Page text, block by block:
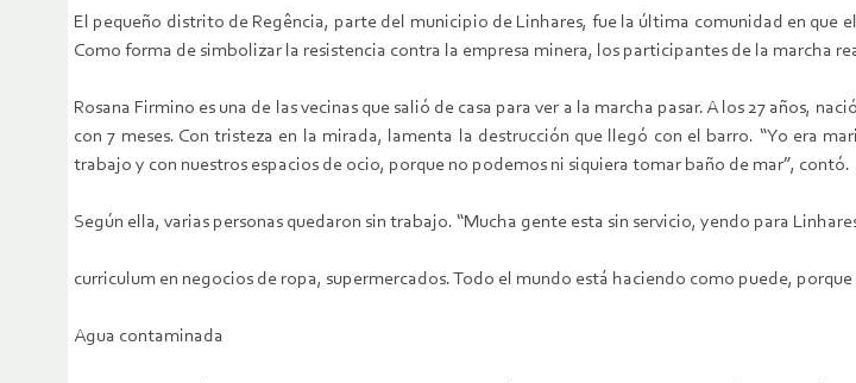
El pequeño distrito de Regência, parte del municipio de Linhares, fue la última comunidad en
Como forma de simbolizar la resistencia contra la empresa minera, los participantes de la marcha
Rosana Firmino es una de las vecinas que salió de casa para ver a la marcha pasar. A los 27 años,
con 7 meses. Con tristeza en la mirada, lamenta la destrucción que llegó con el barro. “Yo era
trabajo y con nuestros espacios de ocio, porque no podemos ni siquiera tomar baño de mar”, contó.
Según ella, varias personas quedaron sin trabajo. “Mucha gente esta sin servicio, yendo para
curriculum en negocios de ropa, supermercados. Todo el mundo está haciendo como puede, porque
Agua contaminada